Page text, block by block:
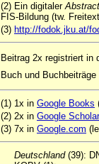
(2) Ein digitalerAbstract
FIS-Bildung (tw.
(3) http://fodok.jku.at/
Beitrag 2x registriert in
Buch und
(1) 1x in Google Books
(2) 2x in Google Scholar
(3) 7x in Google.com
Deutschland(39):